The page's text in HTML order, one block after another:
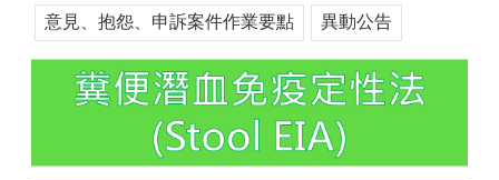
意見、抱怨、申訴案件作業要點 異動公告